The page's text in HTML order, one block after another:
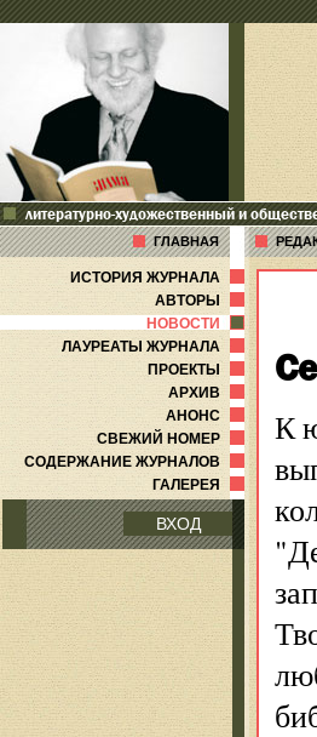
литературно-художественный и
ГЛАВНАЯ
ИСТОРИЯ ЖУРНАЛА
АВТОРЫ
НОВОСТИ
ЛАУРЕАТЫ ЖУРНАЛА
ПРОЕКТЫ
АРХИВ
АНОНС
СВЕЖИЙ НОМЕР
СОДЕРЖАНИЕ ЖУРНАЛОВ
ГАЛЕРЕЯ
ВХОД
К